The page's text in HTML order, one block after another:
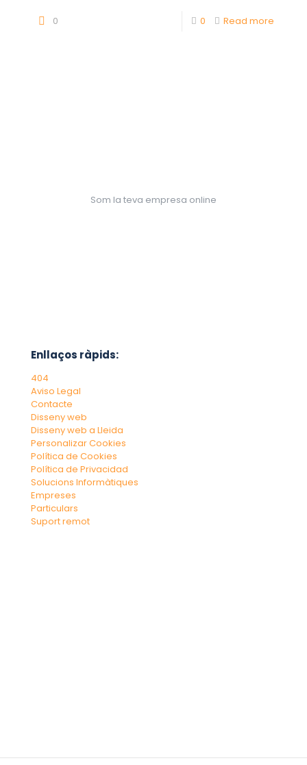
0 0 Read more
Som la teva empresa online
Enllaços ràpids:
404
Aviso Legal
Contacte
Disseny web
Disseny web a Lleida
Personalizar Cookies
Política de Cookies
Política de Privacidad
Solucions Informàtiques
Empreses
Particulars
Suport remot